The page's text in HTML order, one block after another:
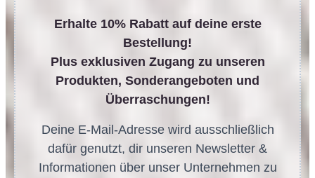
Erhalte 10% Rabatt auf deine erste
Bestellung!
Plus exklusiven Zugang zu unseren
Produkten, Sonderangeboten und
Überraschungen!
Deine E-Mail-Adresse wird ausschließlich
dafür genutzt, dir unseren Newsletter &
Informationen über unser Unternehmen zu